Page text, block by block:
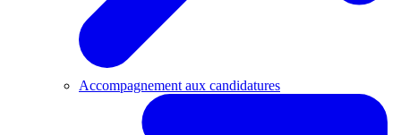
Accompagnement aux candidatures